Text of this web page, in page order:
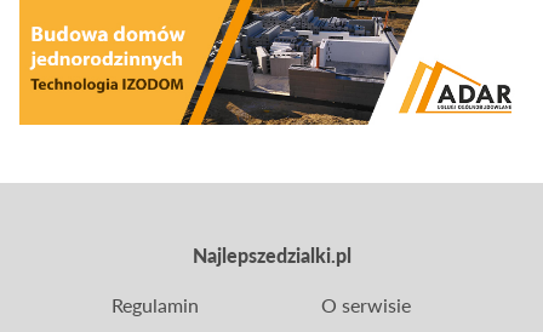
opłacalność zakupu ziemi w Polsce? Czy i dlaczego
wciąż warto interesować się tym segmentem
rynku?
Najlepszedzialki.pl
Regulamin
O serwisie